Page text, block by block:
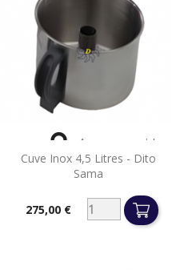
Cuve Inox 4,5 Litres - Dito
Sama
Prix275,00 €
 Aperçu rapide